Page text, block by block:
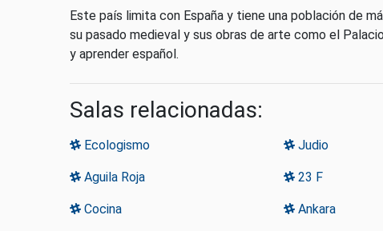
Este país limita con España y tiene una población de
su pasado medieval y sus obras de arte como el
y aprender español.
Salas relacionadas:
Ecologismo Judio
Aguila Roja 23 F
Cocina Ankara